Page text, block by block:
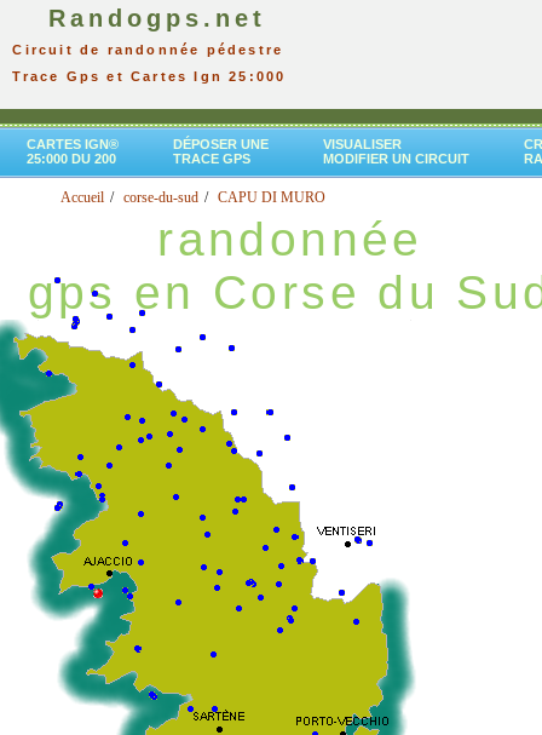
Randogps.net
Circuit de randonnée pédestre
Trace Gps et Cartes Ign 25:000
CARTES IGN®
25:000 DU 200
DÉPOSER UNE
TRACE GPS
VISUALISER
MODIFIER UN CIRCUIT
Accueil corse-du-sud CAPU DI MURO
randonnée
gps en Corse du